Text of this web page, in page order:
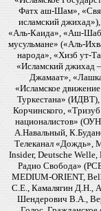
Фатх аш-Шам»,
исламский
«Аль-Каида», «Аш-
мусульмане» («Аль-
народа», «Хизб ут-
«Исламский джихад
Джамаат»,
«Исламское
Туркестана»
Корчинского,
националистов»
А.Навальный,
Телеканал «Дождь»,
Insider, Deutsche
Радио Свобода»
MEDIUM-ORIENT,
С.Е., Камалягин Д.Н.,
Шендерович В.А.,